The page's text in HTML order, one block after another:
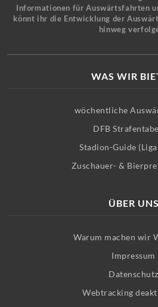
Informationen für Auswärtsfahrten
könnt ihr die Entwicklung der
hinweg
WAS WIR
wöchentliche
DFB
Stadion-Guide
Zuschauer- &
ÜBER UNS
Warum machen wir
Impressum
Datenschutz
Webtracking